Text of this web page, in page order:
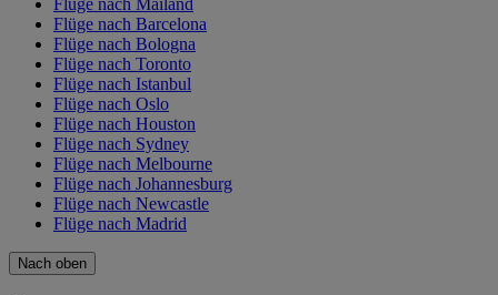
Flüge nach Mailand
Flüge nach Barcelona
Flüge nach Bologna
Flüge nach Toronto
Flüge nach Istanbul
Flüge nach Oslo
Flüge nach Houston
Flüge nach Sydney
Flüge nach Melbourne
Flüge nach Johannesburg
Flüge nach Newcastle
Flüge nach Madrid
Nach oben